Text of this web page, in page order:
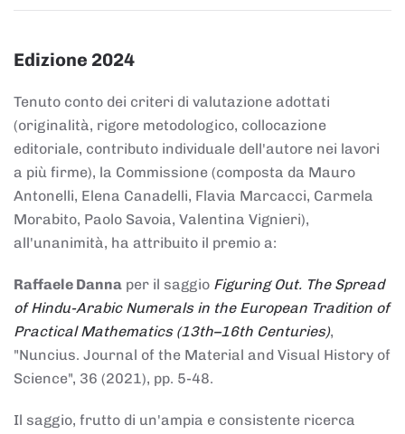
Edizione 2024
Tenuto conto dei criteri di valutazione adottati
(originalità, rigore metodologico, collocazione
editoriale, contributo individuale dell'autore nei lavori
a più firme), la Commissione (composta da Mauro
Antonelli, Elena Canadelli, Flavia Marcacci, Carmela
Morabito, Paolo Savoia, Valentina Vignieri),
all'unanimità, ha attribuito il premio a:
Raffaele Danna per il saggio Figuring Out. The Spread
of Hindu-Arabic Numerals in the European Tradition of
Practical Mathematics (13th–16th Centuries),
"Nuncius. Journal of the Material and Visual History of
Science", 36 (2021), pp. 5-48.
Il saggio, frutto di un'ampia e consistente ricerca